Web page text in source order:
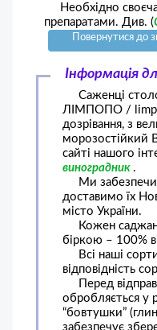
Необхідно
препаратами. Див. (
Повернутися до
Інформація
Саженці
ЛІМПОПО /
дозрівання, з
морозостійкий
сайті нашого
виноградник .
Ми
доставимо їх
місто України.
Кожен
біркою – 100%
Всі наші
відповідність
Перед
обробляється у
“бовтушки”
забезпечує